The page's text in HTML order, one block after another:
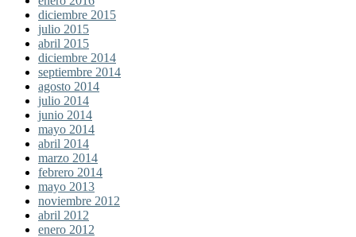
diciembre 2015
julio 2015
abril 2015
diciembre 2014
septiembre 2014
agosto 2014
julio 2014
junio 2014
mayo 2014
abril 2014
marzo 2014
febrero 2014
mayo 2013
noviembre 2012
abril 2012
enero 2012